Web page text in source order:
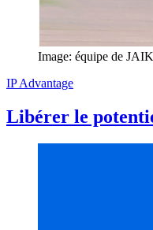
Image: équipe de
IP Advantage
Libérer le